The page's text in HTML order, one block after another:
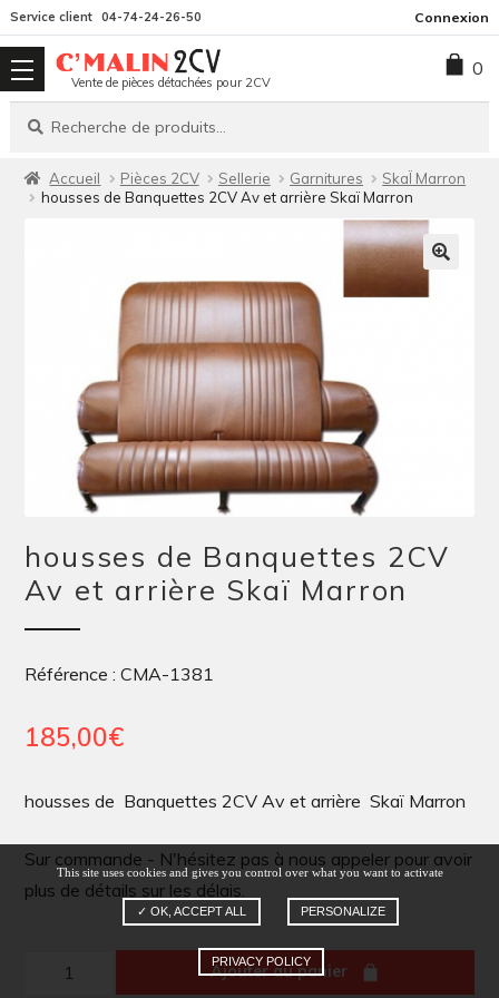
la
navigation
contenu
Service client 04-74-24-26-50 Connexion
Vente de pièces détachées pour 2CV
Recherche
Recherche
0
Accueil Pièces 2CV Sellerie Garnitures
SkaÏ Marron
housses de Banquettes 2CV Av et arrière Skaï Marron
housses de Banquettes 2CV
Av et arrière Skaï Marron
Référence : CMA-1381
185,00€
housses de Banquettes 2CV Av et arrière Skaï Marron
Sur commande - N'hésitez pas à nous appeler pour avoir
plus de détails sur les délais.
quantité
Ajouter au panier
This site uses cookies and gives you control over what you want to activate
✓ OK, ACCEPT ALL PERSONALIZE
PRIVACY POLICY